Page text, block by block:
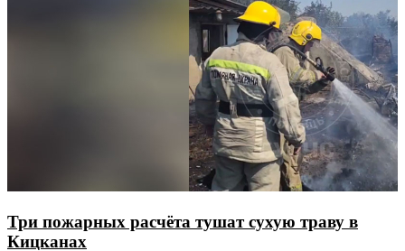
Три пожарных расчёта тушат сухую траву в
Кицканах